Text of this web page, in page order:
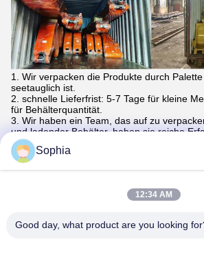
1. Wir verpacken die Produkte durch
seetauglich ist.
2. schnelle Lieferfrist: 5-7 Tage für kleine
für Behälterquantität.
3. Wir haben ein Team, das auf zu
und ladender Behälter, haben sie reiche
und kann die Höchstmengeprodukte laden,
Seefracht helfen können.
Internationale Standardpalette oder
1.2m3 für Bagger 20ton (Breite weniger
2. kann ein 40HC ungefähr 26-28
3. kann ein 20GP ungefähr 8 Stücke
laden die Eimer;
Sophia
12:34 AM
Good day, what product are you looking